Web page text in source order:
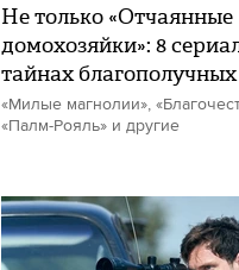
Не только «Отчаянные
домохозяйки»: 8
тайнах
«Милые магнолии»,
«Палм-Рояль» и другие